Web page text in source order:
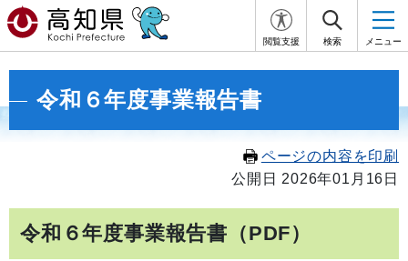
閲覧支援 検索 メニュー
令和６年度事業報告書
ページの内容を印刷
公開日 2026年01月16日
令和６年度事業報告書（PDF）